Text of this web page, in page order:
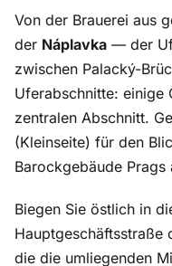
Von der Brauerei aus
der Náplavka — der
zwischen Palacký-
Uferabschnitte: einige
zentralen Abschnitt.
(Kleinseite) für den
Barockgebäude
Biegen Sie östlich in
Hauptgeschäftsstraße
die die umliegenden